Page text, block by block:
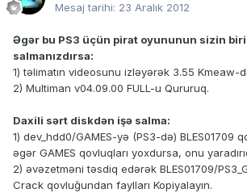
Mesaj tarihi: 23 Aralık 2012
Əgər bu PS3 üçün pirat oyununun sizin
salmanızdırsa:
1) təlimatın videosunu izləyərək 3.55 Kmeaw-
2) Multiman v04.09.00 FULL-u Qururuq.
Daxili sərt diskdən işə salma:
1) dev_hdd0/GAMES-yə (PS3-də) BLES01709
əgər GAMES qovluqları yoxdursa, onu
2) əvəzetməni təsdiq edərək BLES01709/
Crack qovluğundan faylları Kopiyalayın.